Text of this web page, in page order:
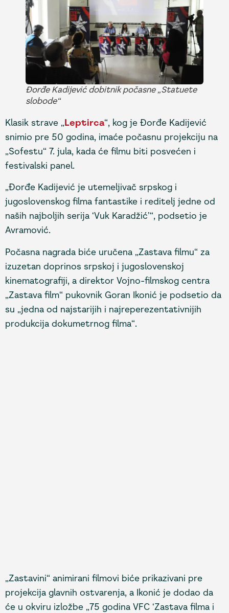
Đorđe Kadijević dobitnik počasne „Statuete
slobode“
Klasik strave „Leptirca“, kog je Đorđe Kadijević
snimio pre 50 godina, imaće počasnu projekciju na
„Sofestu“ 7. jula, kada će filmu biti posvećen i
festivalski panel.
„Đorđe Kadijević je utemeljivač srpskog i
jugoslovenskog filma fantastike i reditelj jedne od
naših najboljih serija ‘Vuk Karadžić’“, podsetio je
Avramović.
Počasna nagrada biće uručena „Zastava filmu“ za
izuzetan doprinos srpskoj i jugoslovenskoj
kinematografiji, a direktor Vojno-filmskog centra
„Zastava film“ pukovnik Goran Ikonić je podsetio da
su „jedna od najstarijih i najreperezentativnijih
produkcija dokumetrnog filma“.
„Zastavini“ animirani filmovi biće prikazivani pre
projekcija glavnih ostvarenja, a Ikonić je dodao da
će u okviru izložbe „75 godina VFC ‘Zastava filma i